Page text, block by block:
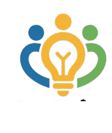
content